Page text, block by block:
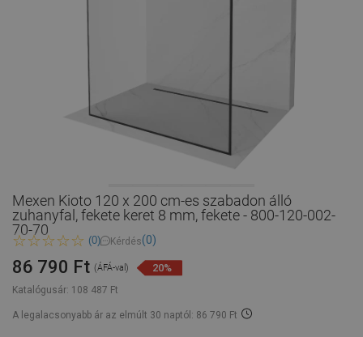
Mexen Kioto 120 x 200 cm-es szabadon álló
zuhanyfal, fekete keret 8 mm, fekete - 800-120-002-
70-70
(0) Kérdés(0)
Katalógusár: 108 487 Ft
86 790 Ft (ÁFÁ-val) 20%
A legalacsonyabb ár az elmúlt 30 naptól: 86 790 Ft